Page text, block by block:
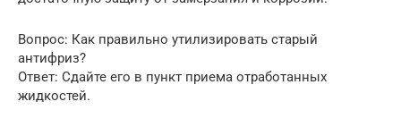
Вопрос: Как правильно утилизировать старый
антифриз?
Ответ: Сдайте его в пункт приема отработанных
жидкостей.